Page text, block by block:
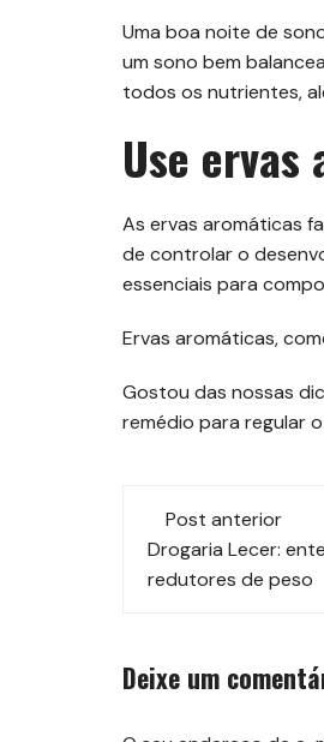
Uma boa noite de
um sono bem
todos os nutrientes,
Use
As ervas aromáticas
de controlar o
essenciais para
Ervas aromáticas,
Gostou das nossas
remédio para regular
Navegação
de
Post anterior
Drogaria Lecer:
redutores de peso
Deixe um